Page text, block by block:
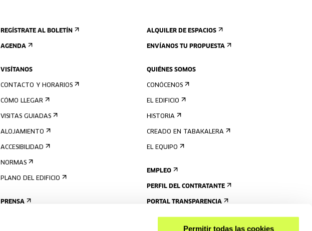
Permitir todas las cookies
REGÍSTRATE AL BOLETÍN
AGENDA
VISÍTANOS
CONTACTO Y HORARIOS
CÓMO LLEGAR
VISITAS GUIADAS
ALOJAMIENTO
ACCESIBILIDAD
NORMAS
PLANO DEL EDIFICIO
PRENSA
ALQUILER DE ESPACIOS
ENVÍANOS TU PROPUESTA
QUIÉNES SOMOS
CONÓCENOS
EL EDIFICIO
HISTORIA
CREADO EN TABAKALERA
EL EQUIPO
EMPLEO
PERFIL DEL CONTRATANTE
PORTAL TRANSPARENCIA